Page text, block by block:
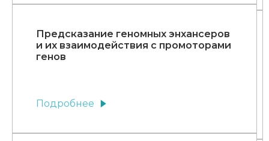
Предсказание геномных энхансеров
и их взаимодействия с промоторами
генов
Подробнее